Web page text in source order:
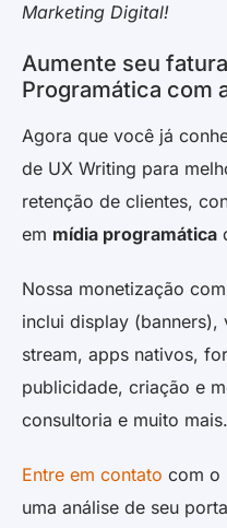
Marketing Digital!
Aumente seu
Programática com
Agora que você já
de UX Writing para
retenção de clientes,
em mídia programática
Nossa monetização
inclui display
stream, apps nativos,
publicidade, criação e
consultoria e muito mais.
Entre em contato com o
uma análise de seu